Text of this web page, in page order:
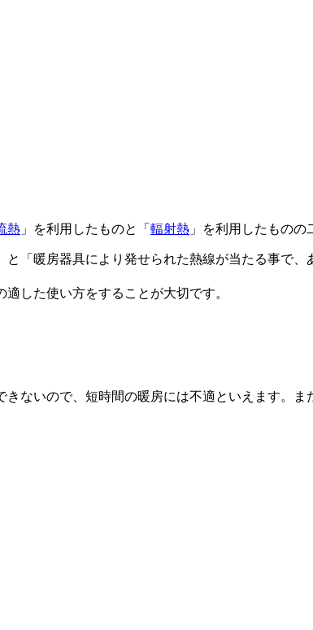
熱 」を利用したものと「 輻射熱 」を利用したものの
「暖房器具により発せられた熱線が当たる事で
した使い方をすることが大切です。
ないので、短時間の暖房には不適といえます。